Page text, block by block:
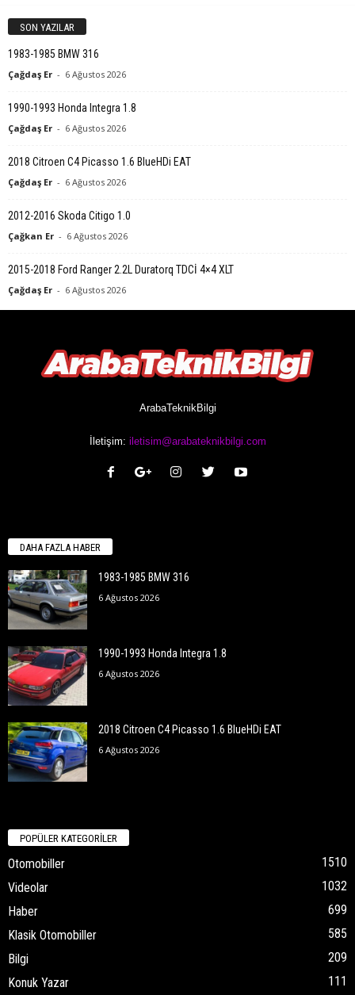
SON YAZILAR
1983-1985 BMW 316
Çağdaş Er - 6 Ağustos 2026
1990-1993 Honda Integra 1.8
Çağdaş Er - 6 Ağustos 2026
2018 Citroen C4 Picasso 1.6 BlueHDi EAT
Çağdaş Er - 6 Ağustos 2026
2012-2016 Skoda Citigo 1.0
Çağkan Er - 6 Ağustos 2026
2015-2018 Ford Ranger 2.2L Duratorq TDCİ 4×4 XLT
Çağdaş Er - 6 Ağustos 2026
ArabaTeknikBilgi
İletişim: iletisim@arabateknikbilgi.com
DAHA FAZLA HABER
1983-1985 BMW 316
6 Ağustos 2026
1990-1993 Honda Integra 1.8
6 Ağustos 2026
2018 Citroen C4 Picasso 1.6 BlueHDi EAT
6 Ağustos 2026
POPÜLER KATEGORİLER
Otomobiller
1510
Videolar
1032
Haber
699
Klasik Otomobiller
585
Bilgi
209
Konuk Yazar
111